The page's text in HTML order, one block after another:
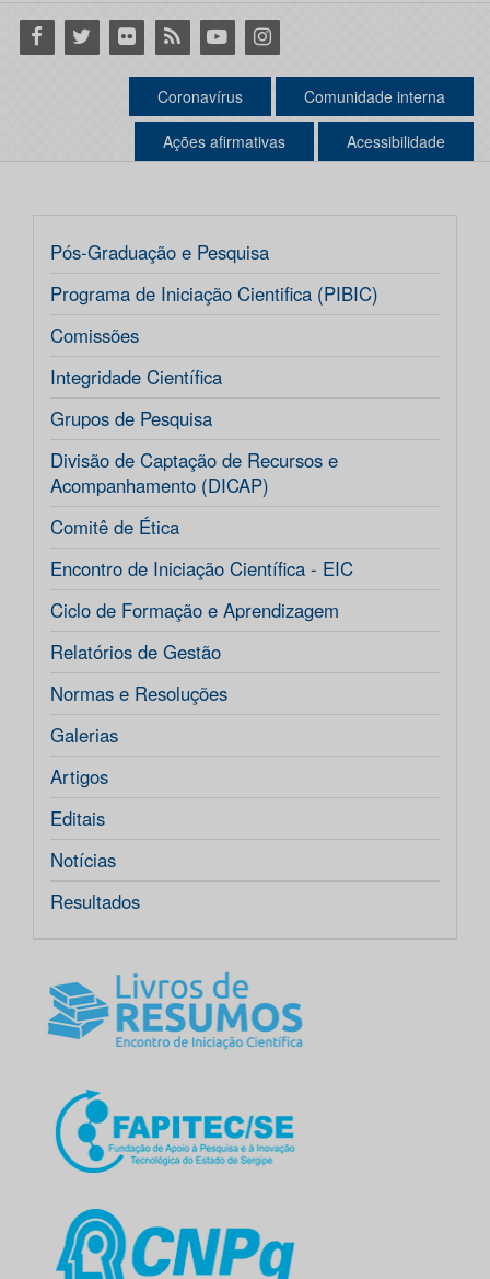
Facebook
Twitter Flickr RSS YoutubeInstagram
Coronavírus Comunidade interna
Ações afirmativas Acessibilidade
Pós-Graduação e Pesquisa
Programa de Iniciação Cientifica (PIBIC)
Comissões
Integridade Científica
Grupos de Pesquisa
Divisão de Captação de Recursos e
Acompanhamento (DICAP)
Comitê de Ética
Encontro de Iniciação Científica - EIC
Ciclo de Formação e Aprendizagem
Relatórios de Gestão
Normas e Resoluções
Galerias
Artigos
Editais
Notícias
Resultados